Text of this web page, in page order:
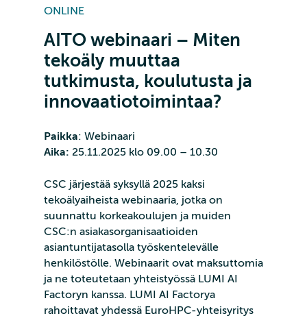
ONLINE
AITO webinaari – Miten
tekoäly muuttaa
tutkimusta, koulutusta ja
innovaatiotoimintaa?
Paikka: Webinaari
Aika: 25.11.2025 klo 09.00 – 10.30
CSC järjestää syksyllä 2025 kaksi
tekoälyaiheista webinaaria, jotka on
suunnattu korkeakoulujen ja muiden
CSC:n asiakasorganisaatioiden
asiantuntijatasolla työskentelevälle
henkilöstölle. Webinaarit ovat maksuttomia
ja ne toteutetaan yhteistyössä LUMI AI
Factoryn kanssa. LUMI AI Factorya
rahoittavat yhdessä EuroHPC-yhteisyritys